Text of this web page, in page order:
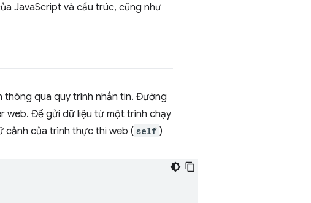
JavaScript và cấu trúc, cũng như
thông qua quy trình nhắn tin. Đường
web. Để gửi dữ liệu từ một trình chạy
cảnh của trình thực thi web ( self )